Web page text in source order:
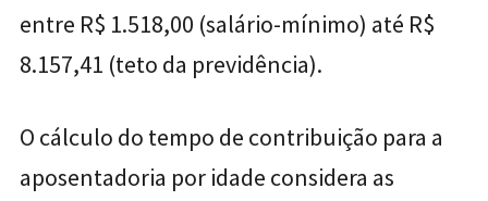
entre R$ 1.518,00 (salário-mínimo) até R$
8.157,41 (teto da previdência).
O cálculo do tempo de contribuição para a
aposentadoria por idade considera as